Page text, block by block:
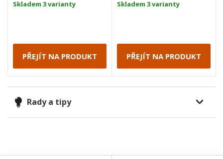
Skladem 3 varianty
PŘEJÍT NA PRODUKT
Skladem 3 varianty
PŘEJÍT NA PRODUKT
Rady a tipy